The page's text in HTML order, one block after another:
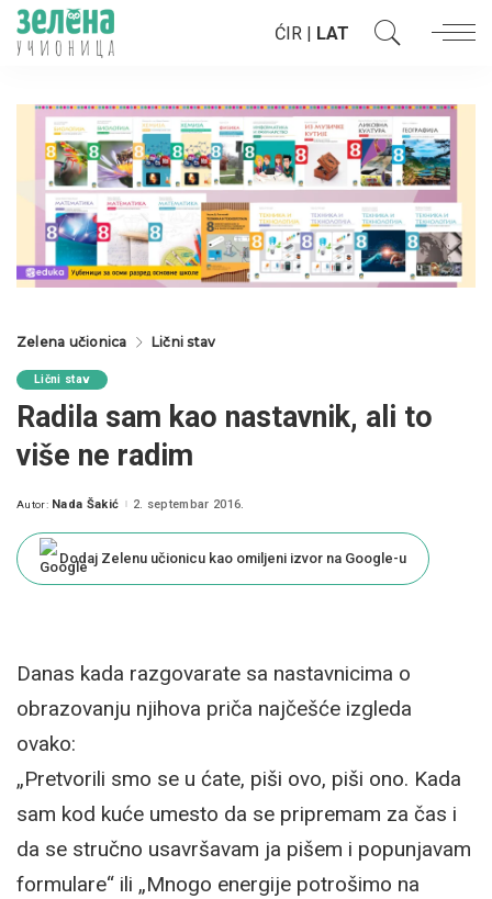
ĆIR | LAT
Zelena učionica Lični stav
Lični stav
Radila sam kao nastavnik, ali to
više ne radim
Posted
Autor: Nada Šakić 2. septembar 2016.
Dodaj Zelenu učionicu kao omiljeni izvor na Google-u
Danas kada razgovarate sa nastavnicima o
obrazovanju njihova priča najčešće izgleda
ovako:
„Pretvorili smo se u ćate, piši ovo, piši ono. Kada
sam kod kuće umesto da se pripremam za čas i
da se stručno usavršavam ja pišem i popunjavam
formulare“ ili „Mnogo energije potrošimo na